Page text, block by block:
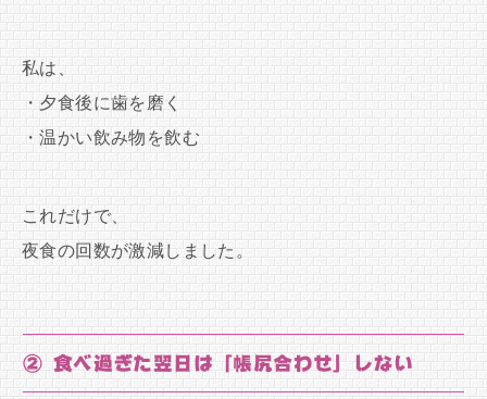
私は、
・夕食後に歯を磨く
・温かい飲み物を飲む
これだけで、
夜食の回数が激減しました。
② 食べ過ぎた翌日は「帳尻合わせ」しない